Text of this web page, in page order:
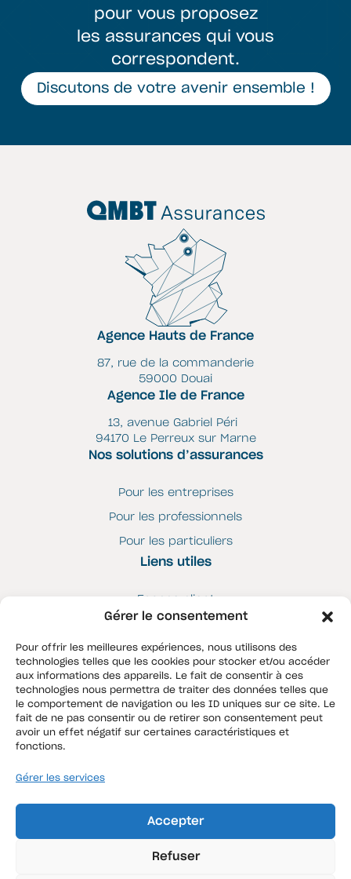
Gérer le consentement
Pour offrir les meilleures expériences, nous utilisons des
technologies telles que les cookies pour stocker et/ou accéder
aux informations des appareils. Le fait de consentir à ces
technologies nous permettra de traiter des données telles que
le comportement de navigation ou les ID uniques sur ce site. Le
fait de ne pas consentir ou de retirer son consentement peut
avoir un effet négatif sur certaines caractéristiques et
fonctions.
Gérer les services
Accepter
Refuser
pour vous proposez
les assurances qui vous
correspondent.
Discutons de votre avenir ensemble !
Agence Hauts de France
87, rue de la commanderie
59000 Douai
Agence Ile de France
13, avenue Gabriel Péri
94170 Le Perreux sur Marne
Nos solutions d’assurances
Pour les entreprises
Pour les professionnels
Pour les particuliers
Liens utiles
Espace client
Contrat JM Motors
QMBT
QMBT
Contact
Instagram
© Copyright - QMBT 2024